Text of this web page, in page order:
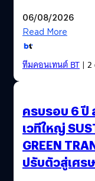
06/08/2026
Read More
ทีมคอนเทนต์ BT| 2
ครบรอบ 6 ปี
เวทีใหญ่
GREEN
ปรับตัวสู่เศร